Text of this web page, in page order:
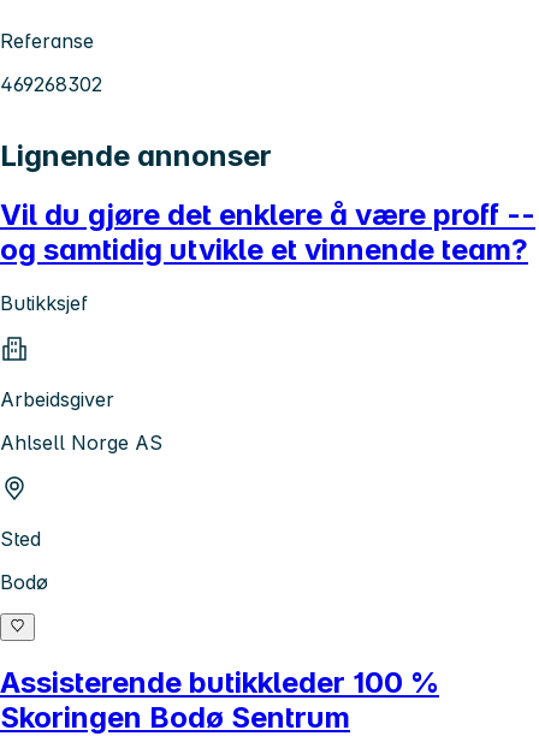
Referanse
469268302
Lignende annonser
Vil du gjøre det enklere å være proff --
og samtidig utvikle et vinnende team?
Butikksjef
Arbeidsgiver
Ahlsell Norge AS
Sted
Bodø
Assisterende butikkleder 100 %
Skoringen Bodø Sentrum